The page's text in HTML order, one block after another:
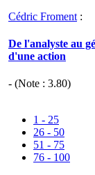
Cédric Froment :
De l'analyste au
d'une action
- (Note : 3.80)
1 - 25
26 - 50
51 - 75
76 - 100